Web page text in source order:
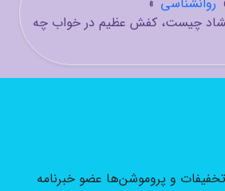
چیست، کفش عظیم در خواب چه
تخفیفات و پروموشن‌ها عضو خبرنامه